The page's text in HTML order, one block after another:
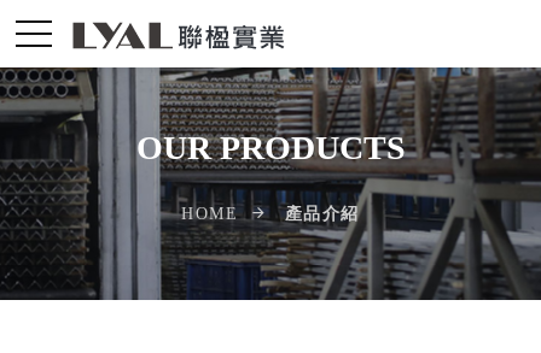
OUR PRODUCTS
HOME 產品介紹